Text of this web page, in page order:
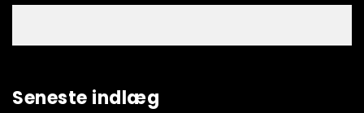
Seneste indlæg